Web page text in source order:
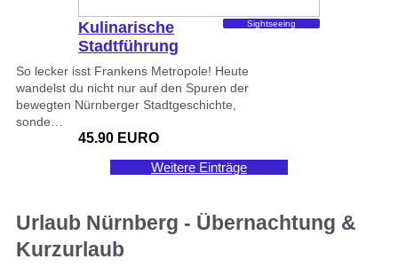
Kulinarische
Stadtführung
durch Nürnberg
Sightseeing
So lecker isst Frankens Metropole! Heute
wandelst du nicht nur auf den Spuren der
bewegten Nürnberger Stadtgeschichte,
sonde…
45.90 EURO
Weitere Einträge
Urlaub Nürnberg - Übernachtung &
Kurzurlaub